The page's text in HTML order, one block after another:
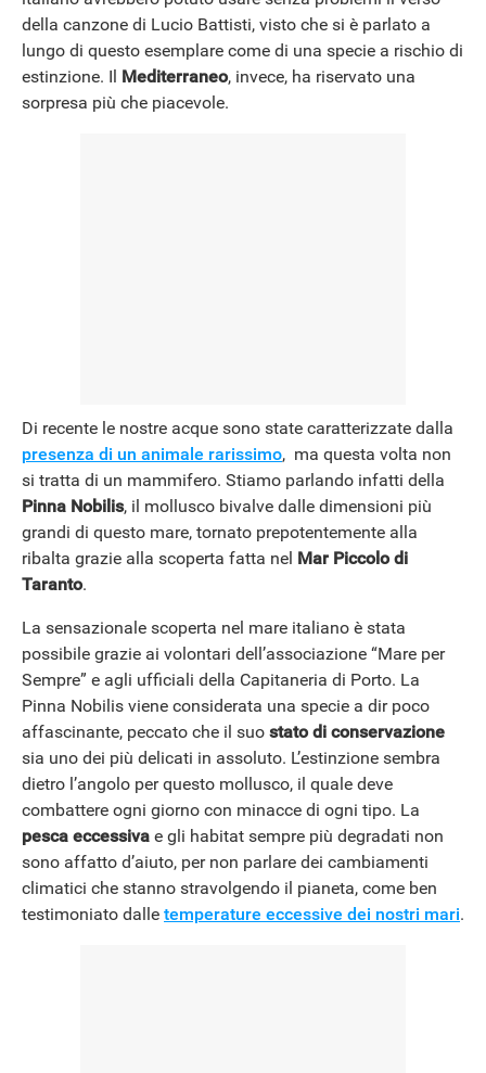
della canzone di Lucio Battisti, visto che si è parlato a
lungo di questo esemplare come di una specie a rischio di
estinzione. Il Mediterraneo, invece, ha riservato una
sorpresa più che piacevole.
Di recente le nostre acque sono state caratterizzate dalla
presenza di un animale rarissimo, ma questa volta non
si tratta di un mammifero. Stiamo parlando infatti della
Pinna Nobilis, il mollusco bivalve dalle dimensioni più
grandi di questo mare, tornato prepotentemente alla
ribalta grazie alla scoperta fatta nel Mar Piccolo di
Taranto.
La sensazionale scoperta nel mare italiano è stata
possibile grazie ai volontari dell’associazione “Mare per
Sempre” e agli ufficiali della Capitaneria di Porto. La
Pinna Nobilis viene considerata una specie a dir poco
affascinante, peccato che il suo stato di conservazione
sia uno dei più delicati in assoluto. L’estinzione sembra
dietro l’angolo per questo mollusco, il quale deve
combattere ogni giorno con minacce di ogni tipo. La
pesca eccessiva e gli habitat sempre più degradati non
sono affatto d’aiuto, per non parlare dei cambiamenti
climatici che stanno stravolgendo il pianeta, come ben
testimoniato dalle temperature eccessive dei nostri mari.